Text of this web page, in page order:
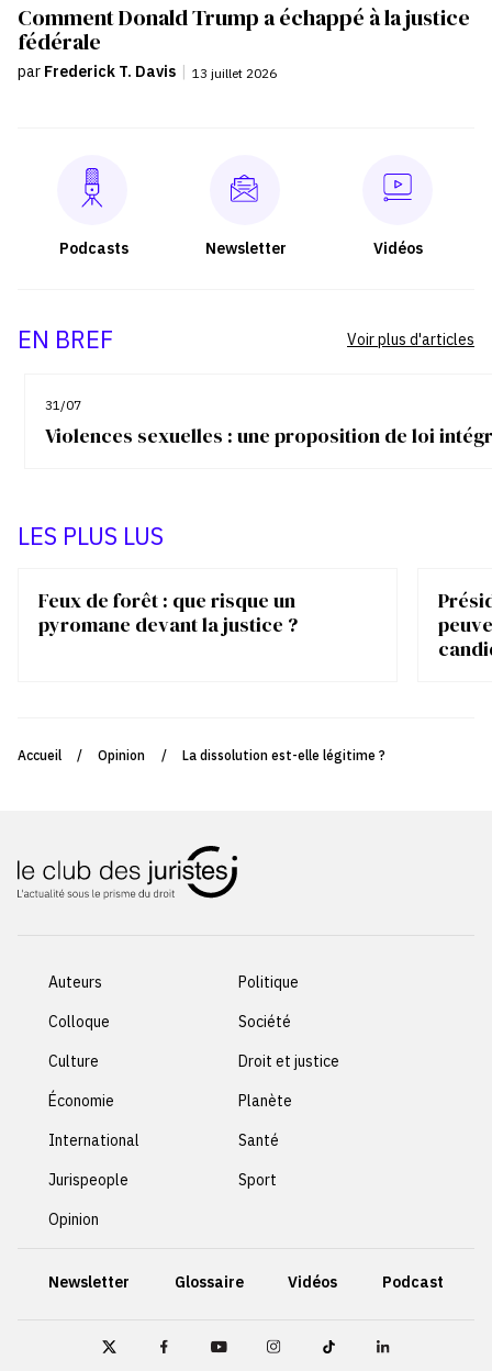
Comment Donald Trump a échappé à la justice
fédérale
par Frederick T. Davis | 13 juillet 2026
Podcasts Newsletter Vidéos
EN BREF
31/07
Violences sexuelles : une proposition de loi
Voir plus d'articles
LES PLUS LUS
Feux de forêt : que risque un
pyromane devant la justice ?
Accueil / Opinion / La dissolution est-elle légitime ?
Auteurs
Colloque
Culture
Économie
International
Jurispeople
Opinion
Politique
Société
Droit et justice
Planète
Santé
Sport
Newsletter Glossaire Vidéos Podcast